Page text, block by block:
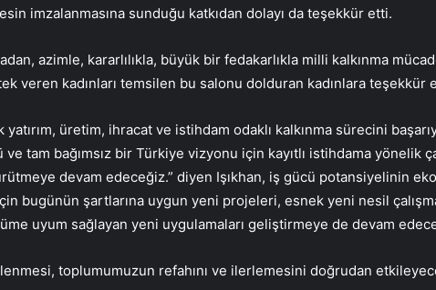
imzalanmasına sunduğu katkıdan dolayı da teşekkür etti.
azimle, kararlılıkla, büyük bir fedakarlıkla milli kalkınma
veren kadınları temsilen bu salonu dolduran kadınlara
yatırım, üretim, ihracat ve istihdam odaklı kalkınma sürecini
ve tam bağımsız bir Türkiye vizyonu için kayıtlı istihdama yönelik
devam edeceğiz.” diyen Işıkhan, iş gücü potansiyelinin
bugünün şartlarına uygun yeni projeleri, esnek yeni nesil
uyum sağlayan yeni uygulamaları geliştirmeye de devam
toplumumuzun refahını ve ilerlemesini doğrudan